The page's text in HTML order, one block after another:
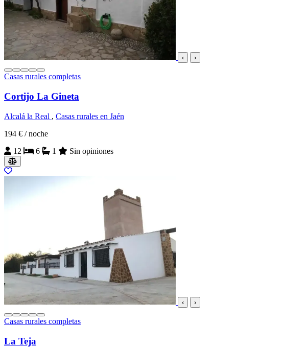
‹ ›
Casas rurales completas
Cortijo La Gineta
Alcalá la Real , Casas rurales en Jaén
194 € / noche
12
6 1 Sin opiniones
‹ ›
Casas rurales completas
La Teja